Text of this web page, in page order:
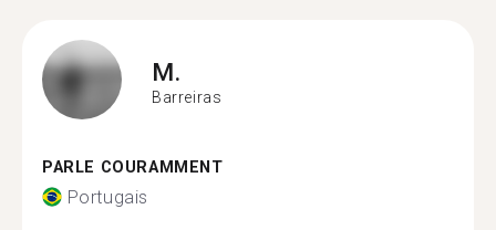
M.
Barreiras
PARLE COURAMMENT
Portugais